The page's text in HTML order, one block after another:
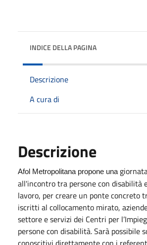
INDICE DELLA PAGINA
Descrizione
A cura di
Descrizione
Afol Metropolitana propone una
all'incontro tra persone con disabilità
lavoro, per creare un ponte concreto
iscritti al collocamento mirato,
settore e servizi dei Centri per
persone con disabilità. Sarà possibile